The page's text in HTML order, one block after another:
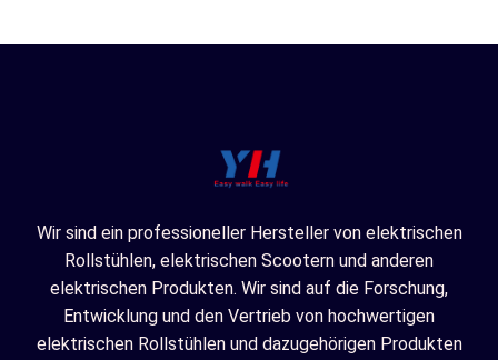
Wir sind ein professioneller Hersteller von elektrischen
Rollstühlen, elektrischen Scootern und anderen
elektrischen Produkten. Wir sind auf die Forschung,
Entwicklung und den Vertrieb von hochwertigen
elektrischen Rollstühlen und dazugehörigen Produkten